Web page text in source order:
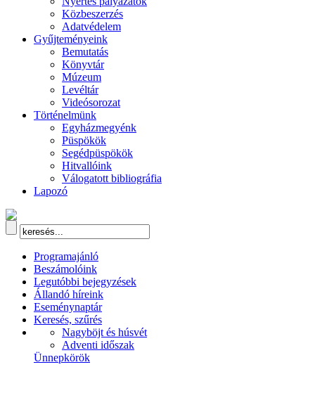
Közbeszerzés
Adatvédelem
Gyűjteményeink
Bemutatás
Könyvtár
Múzeum
Levéltár
Videósorozat
Történelmünk
Egyházmegyénk
Püspökök
Segédpüspökök
Hitvallóink
Válogatott bibliográfia
Lapozó
Programajánló
Beszámolóink
Legutóbbi bejegyzések
Állandó híreink
Eseménynaptár
Keresés, szűrés
Nagyböjt és húsvét
Adventi időszak
Ünnepkörök